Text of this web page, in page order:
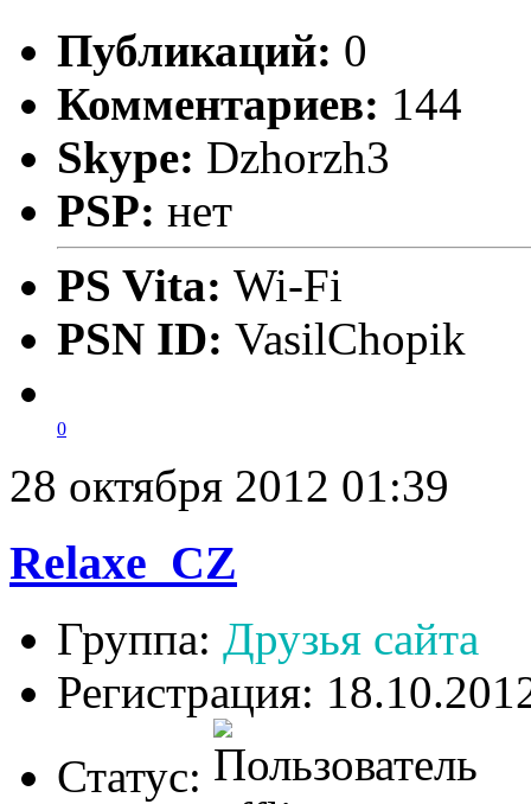
Публикаций: 0
Комментариев: 144
Skype: Dzhorzh3
PSP: нет
PS Vita: Wi-Fi
PSN ID: VasilChopik
0
28 октября 2012 01:39
Relaxe_CZ
Группа: Друзья сайта
Регистрация:
Статус: